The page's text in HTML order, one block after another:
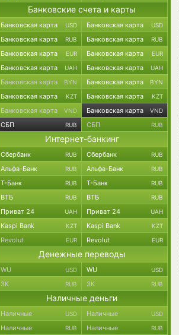
Банковские счета и карты
Банковская карта USD Банковская карта USD
Банковская карта RUB Банковская карта RUB
Банковская карта EUR Банковская карта EUR
Банковская карта UAH Банковская карта UAH
Банковская карта BYN Банковская карта BYN
Банковская карта KZT Банковская карта KZT
Банковская карта VND Банковская карта VND
СБП RUB СБП RUB
Интернет-банкинг
Сбербанк RUB Сбербанк RUB
Альфа-Банк RUB Альфа-Банк RUB
Т-Банк RUB Т-Банк RUB
ВТБ RUB ВТБ RUB
Приват 24 UAH Приват 24 UAH
Kaspi Bank KZT Kaspi Bank KZT
Revolut EUR Revolut EUR
Денежные переводы
WU USD WU USD
ЗК RUB ЗК RUB
Наличные деньги
Наличные USD Наличные USD
Наличные RUB Наличные RUB